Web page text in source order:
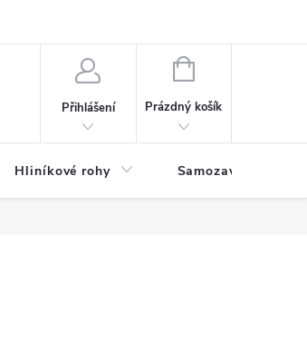
Přihlášení
NÁKUPNÍ
Prázdný košík
Hliníkové rohy Samozavlažovací